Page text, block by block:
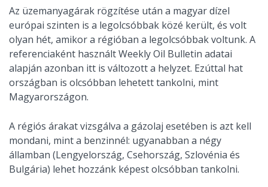
Az üzemanyagárak rögzítése után a magyar dízel
európai szinten is a legolcsóbbak közé került, és volt
olyan hét, amikor a régióban a legolcsóbbak voltunk. A
referenciaként használt Weekly Oil Bulletin adatai
alapján azonban itt is változott a helyzet. Ezúttal hat
országban is olcsóbban lehetett tankolni, mint
Magyarországon.
A régiós árakat vizsgálva a gázolaj esetében is azt kell
mondani, mint a benzinnél: ugyanabban a négy
államban (Lengyelország, Csehország, Szlovénia és
Bulgária) lehet hozzánk képest olcsóbban tankolni.